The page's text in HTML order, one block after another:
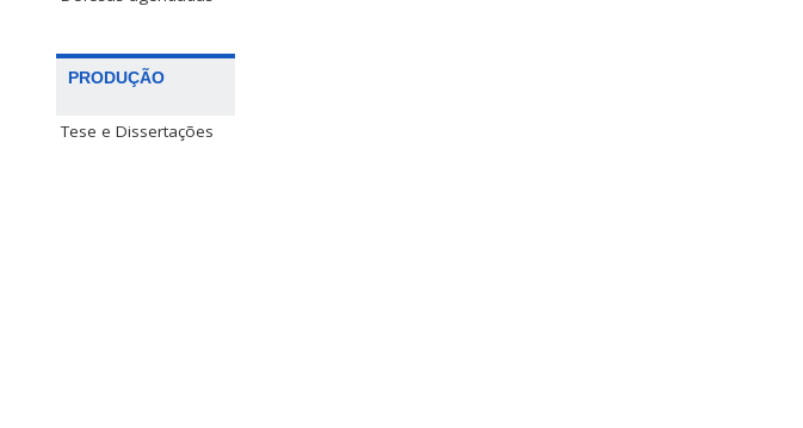
PRODUÇÃO
Tese e Dissertações